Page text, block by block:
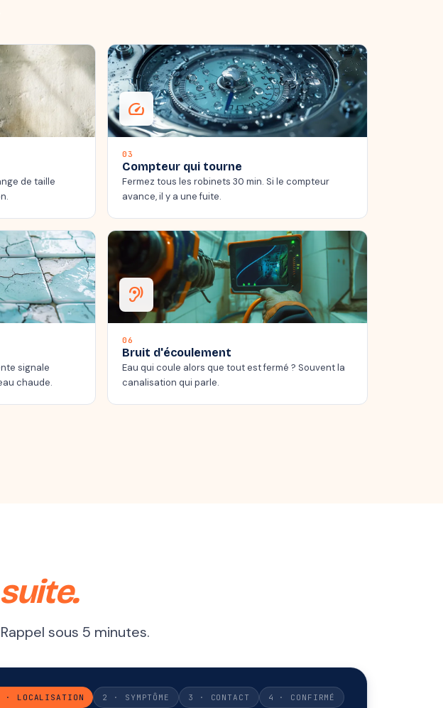
de taille
speed
03
Compteur qui tourne
Fermez tous les robinets 30 min. Si le compteur
avance, il y a une fuite.
signale
chaude.
hearing
06
Bruit d'écoulement
Eau qui coule alors que tout est fermé ? Souvent la
canalisation qui parle.
sous 5 minutes.
· LOCALISATION 2 · SYMPTÔME 3 · CONTACT 4 · CONFIRMÉ